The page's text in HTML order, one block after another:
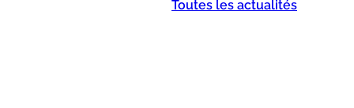
Toutes les actualités